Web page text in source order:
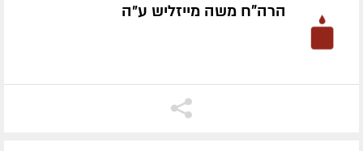
הרה"ח משה מייזליש ע״ה